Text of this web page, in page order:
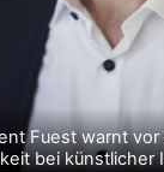
Fuest warnt
bei künstlicher